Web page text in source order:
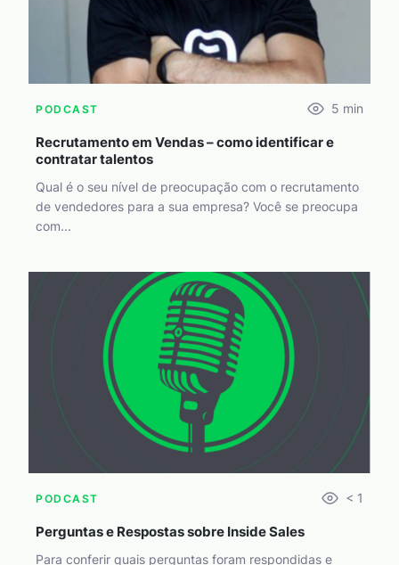
PODCAST 5 min
Recrutamento em Vendas – como identificar e
contratar talentos
Qual é o seu nível de preocupação com o recrutamento
de vendedores para a sua empresa? Você se preocupa
com...
PODCAST < 1
Perguntas e Respostas sobre Inside Sales
Para conferir quais perguntas foram respondidas e